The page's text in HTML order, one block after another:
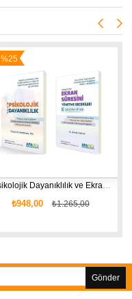
₺948,00 ₺1.265,00
%25
Gönder